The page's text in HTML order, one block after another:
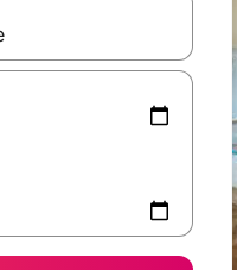
sind, navigiere mit den